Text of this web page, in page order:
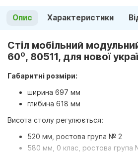
Опис Характеристики
Стіл мобільний
60⁰, 80511, для нової
Габаритні розміри:
ширина 697 мм
глибина 618 мм
Висота столу регулюється:
520 мм, ростова група № 2
580 мм, 0 клас, ростова група